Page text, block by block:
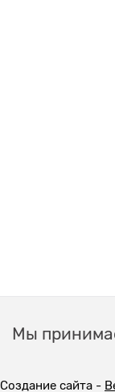
Мы
Создание сайта -